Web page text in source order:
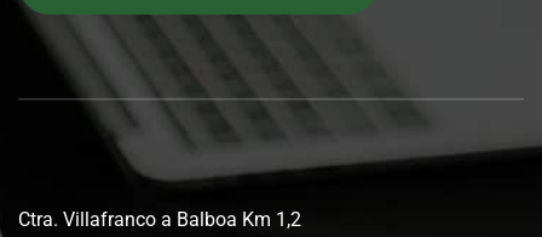
Ctra. Villafranco a Balboa Km 1,2